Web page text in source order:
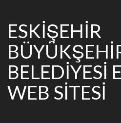
ESKİŞEHİR
BELEDİYESİ
WEB SİTESİ